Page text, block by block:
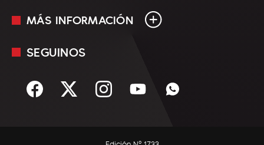
En Vivo
Sociedad
MÁS INFORMACIÓN
Mediakit
Términos y condiciones
SEGUINOS